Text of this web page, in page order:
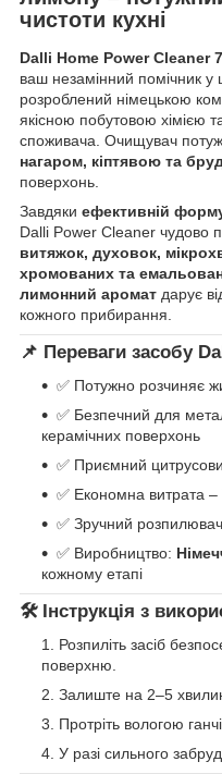
чистоти кухні
Dalli Home Power Cleaner
ваш незамінний помічник
розроблений німецькою
якісною побутовою хімією
споживача. Очищувач
нагаром, кіптявою та
поверхонь.
Завдяки ефективній
Dalli Power Cleaner чудово
витяжок, духовок,
хромованих та
лимонний аромат дарує
кожного прибирання.
📌 Переваги засобу
✅ Потужно розчиняє
✅ Безпечний для
керамічних поверхонь
✅ Приємний
✅ Економна витрата
✅ Зручний
✅ Виробництво:
кожному етапі
🛠️ Інструкція з
Розпиліть засіб
поверхню.
Залиште на 2–5
Протріть вологою
У разі сильного